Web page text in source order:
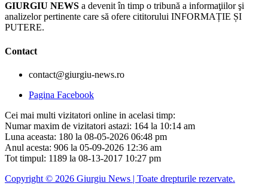
GIURGIU NEWS a devenit în timp o tribună a informaţiilor şi
analizelor pertinente care să ofere cititorului INFORMAȚIE ȘI
PUTERE.
Contact
contact@giurgiu-news.ro
Pagina Facebook
Cei mai multi vizitatori online in acelasi timp:
Numar maxim de vizitatori astazi: 164 la 10:14 am
Luna aceasta: 180 la 08-05-2026 06:48 pm
Anul acesta: 906 la 05-09-2026 12:36 am
Tot timpul: 1189 la 08-13-2017 10:27 pm
Copyright © 2026 Giurgiu News | Toate drepturile rezervate.